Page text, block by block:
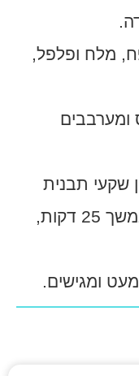
מלח ופלפל,
ומערבבים
שקעי תבנית
המאפינס ואופים בתנור במשך 25 דקות,
ומגישים.